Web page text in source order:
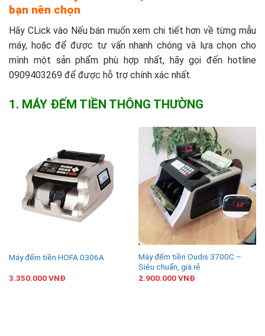
bạn nên chọn
Hãy CLick vào Nếu bán muốn xem chi tiết hơn về từng mẫu
máy, hoặc để được tư vấn nhanh chóng và lựa chọn cho
mình một sản phẩm phù hợp nhất, hãy gọi đến hotline
0909403269 để được hỗ trợ chính xác nhất.
1. MÁY ĐẾM TIỀN THÔNG THƯỜNG
Máy đếm tiền HOFA 0306A
3.350.000VNĐ
Máy đếm tiền Oudis 3700C –
Siêu chuẩn, giá rẻ
2.900.000VNĐ